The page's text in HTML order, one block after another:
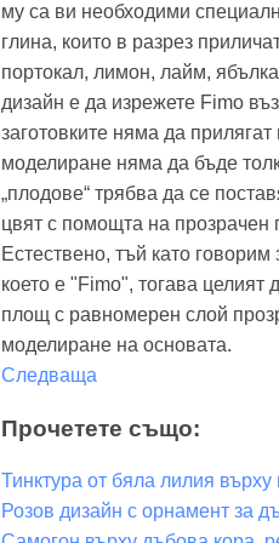
му са ви необходими
глина, които в разрез
портокал, лимон, лайм,
дизайн е да изрежете Fimo
заготовките няма да
моделиране няма да бъде
„плодове“ трябва да се
цвят с помощта на прозрачен
Естествено, тъй като
което е "Fimo", тогава целият
площ с равномерен слой
моделиране на основата.
Следваща
Прочетете също:
Тинктура от бяла лилия
Розов дизайн с орнамент за